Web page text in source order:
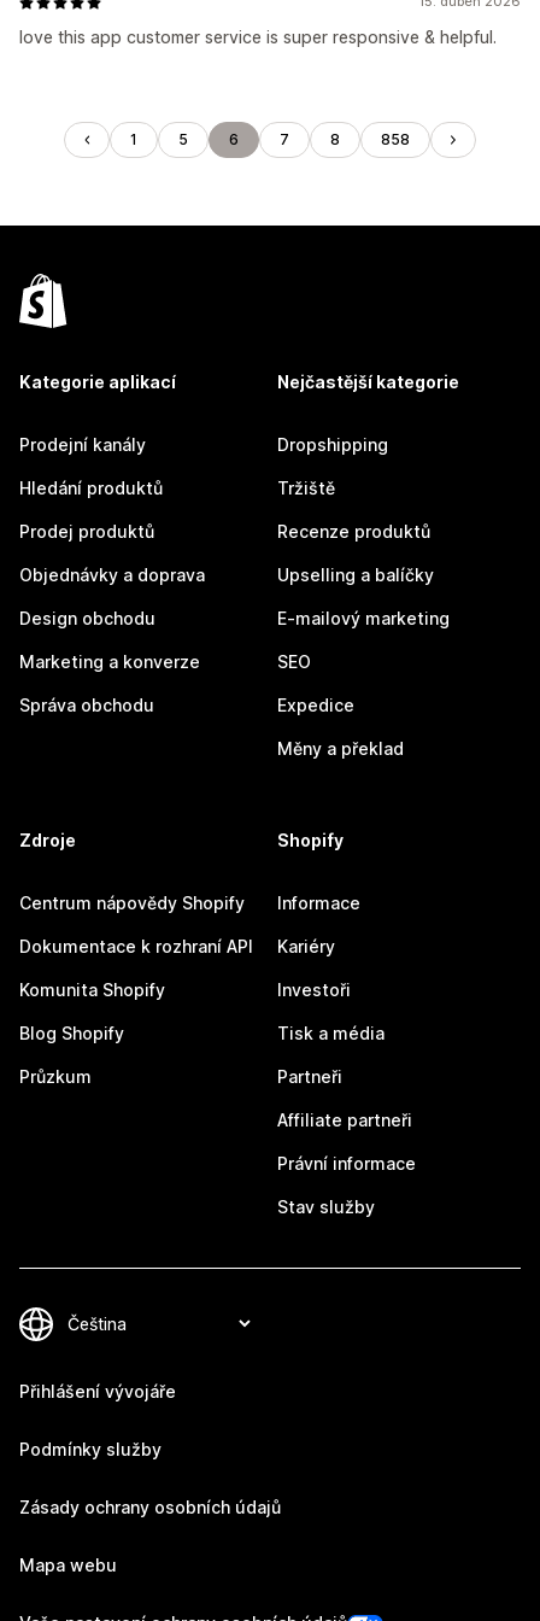
love this app customer service is super responsive & helpful.
1 5 6 7 8 858
Kategorie aplikací
Prodejní kanály
Hledání produktů
Prodej produktů
Objednávky a doprava
Design obchodu
Marketing a konverze
Správa obchodu
Nejčastější kategorie
Dropshipping
Tržiště
Recenze produktů
Upselling a balíčky
E-mailový marketing
SEO
Expedice
Měny a překlad
Zdroje
Centrum nápovědy Shopify
Dokumentace k rozhraní API
Komunita Shopify
Blog Shopify
Průzkum
Shopify
Informace
Kariéry
Investoři
Tisk a média
Partneři
Affiliate partneři
Právní informace
Stav služby
Přihlášení vývojáře
Podmínky služby
Zásady ochrany osobních údajů
Mapa webu